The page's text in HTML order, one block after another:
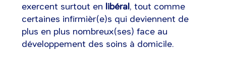
exercent surtout en libéral, tout comme
certaines infirmièr(e)s qui deviennent de
plus en plus nombreux(ses) face au
développement des soins à domicile.